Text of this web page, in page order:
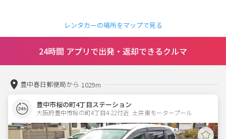
レンタカーの場所をマップで見る
24時間 アプリで出発・返却できるクルマ
豊中春日郵便局から 1029m
豊中市桜の町4丁目ステーション
大阪府豊中市桜の町4丁目4-22付近  土井東モータープール